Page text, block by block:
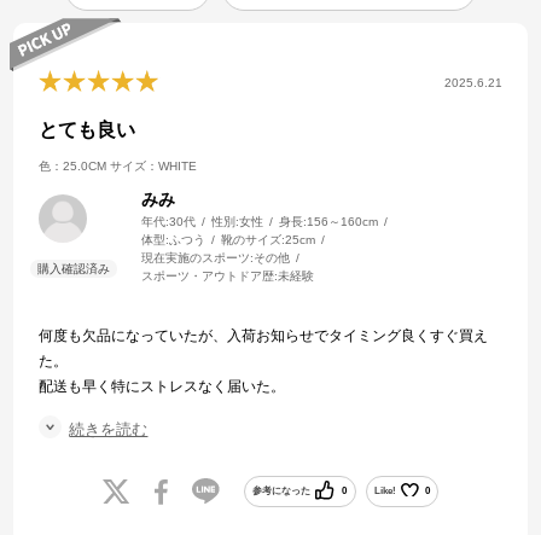
2025.6.21
とても良い
色：25.0CM サイズ：WHITE
みみ
年代:30代 性別:女性 身長:156～160cm
体型: ふつう 靴のサイズ:25cm
現在実施のスポーツ:その他
スポーツ・アウトドア歴:未経験
何度も欠品になっていたが、入荷お知らせでタイミング良くすぐ買え
た。
配送も早く特にストレスなく届いた。
事前に店舗で試し履きしてたので、サイズ感も問題なく、梱包も少な
続きを読む
参考になった 0 Like! 0